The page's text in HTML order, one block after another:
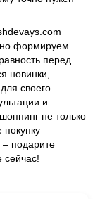
формируем
перед
новинки,
своего
и
не только
подарите
сейчас!